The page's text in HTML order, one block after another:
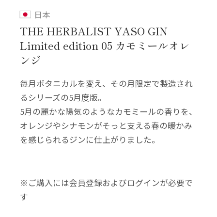
日本
THE HERBALIST YASO GIN
Limited edition 05 カモミールオレ
ンジ
毎月ボタニカルを変え、その月限定で製造され
るシリーズの5月度版。
5月の麗かな陽気のようなカモミールの香りを、
オレンジやシナモンがそっと支える春の暖かみ
を感じられるジンに仕上がりました。
※ご購入には会員登録およびログインが必要で
す